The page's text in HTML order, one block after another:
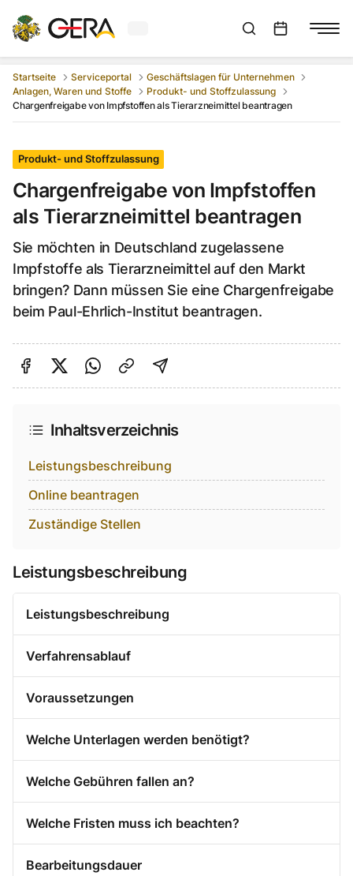
Aktuelles Wetter in GeraSuchleiste anzeigen
Startseite Serviceportal
Geschäftslagen für Unternehmen
Anlagen, Waren und Stoffe
Produkt- und Stoffzulassung
Chargenfreigabe von Impfstoffen als Tierarzneimittel beantragen
Produkt- und Stoffzulassung
Chargenfreigabe von Impfstoffen
als Tierarzneimittel beantragen
Sie möchten in Deutschland zugelassene
Impfstoffe als Tierarzneimittel auf den Markt
bringen? Dann müssen Sie eine Chargenfreigabe
beim Paul-Ehrlich-Institut beantragen.
Auf Facebook teilen
Auf Twitter teilen
Per Link teilen
shareViaEmail
Inhaltsverzeichnis
Leistungsbeschreibung
Online beantragen
Zuständige Stellen
Leistungsbeschreibung
Leistungsbeschreibung
Verfahrensablauf
Voraussetzungen
Welche Unterlagen werden benötigt?
Welche Gebühren fallen an?
Welche Fristen muss ich beachten?
Bearbeitungsdauer